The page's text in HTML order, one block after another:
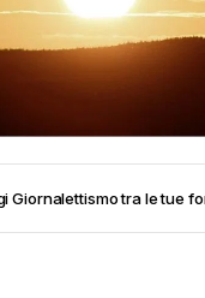
Giornalettismo tra le tue